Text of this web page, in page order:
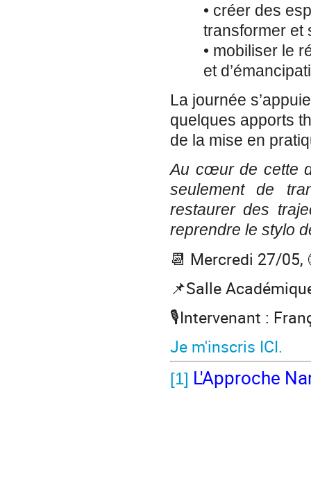
• créer des
transformer et
• mobiliser le
et
La journée
quelques apports
de la mise en
Au cœur de cette
seulement de
restaurer des
reprendre le stylo
📆 Mercredi 27/
📌Salle
🎙️Intervenant :
Je m'inscris ICI.
[1] L'Approche